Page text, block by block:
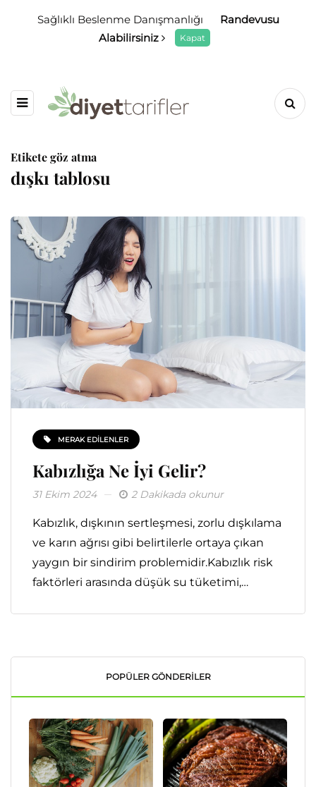
Sağlıklı Beslenme Danışmanlığı
Randevusu
Alabilirsiniz
Kapat
Etikete göz atma
dışkı tablosu
MERAK EDILENLER
Kabızlığa Ne İyi Gelir?
31 Ekim 2024 2 Dakikada okunur
Kabızlık, dışkının sertleşmesi, zorlu dışkılama
ve karın ağrısı gibi belirtilerle ortaya çıkan
yaygın bir sindirim problemidir.Kabızlık risk
faktörleri arasında düşük su tüketimi,…
POPÜLER GÖNDERILER